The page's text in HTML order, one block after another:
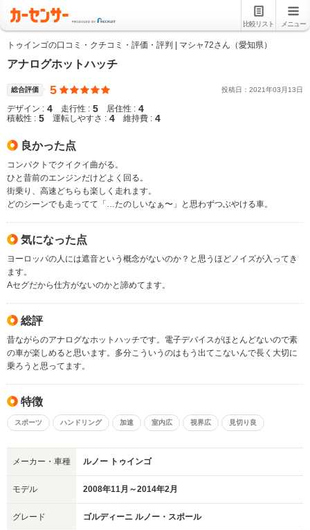
比較リスト メニュー
トゥインゴの口コミ・クチコミ・評価・評判 | マシャ72さん（愛知県）
アナログホットハッチ
総合評価 5 投稿日： 2021年03 月 13日
デザイン : 4 走行性 : 5 居住性 : 4
積載性 : 5 運転しやすさ : 4 維持費 : 4
良かった点
コンパクトでクイクイ曲がる。
ひと昔前のエンジンだけどよく回る。
街乗り、高速どちらも楽しく走れます。
どのシーンでも走ってて「…たのしいなぁ〜」と思わずつぶやける車。
気になった点
ヨーロッパの人には遮音という概念がないのか？と思うほどノイズが入ってき
ます。
Aセグだから仕方がないのかと諦めてます。
総評
昔ながらのアナログなホットハッチです。電子デバイスがほとんどないので素
の車が楽しめると思います。多分こういうのはもう出てこないんで長く大切に
乗ろうと思ってます。
特徴
スポーツ ハンドリング 加速 室内広 視界広 見切り良
メーカー・車種 ルノー トゥインゴ
モデル 2008年11月～2014年2月
グレード ゴルディーニ ルノー・スポール